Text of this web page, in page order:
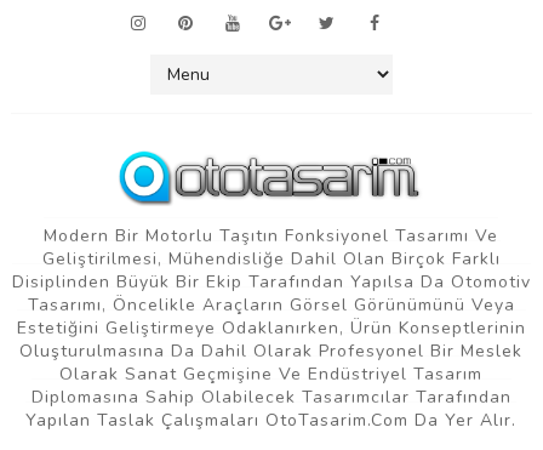
Modern Bir Motorlu Taşıtın Fonksiyonel Tasarımı Ve
Geliştirilmesi, Mühendisliğe Dahil Olan Birçok Farklı
Disiplinden Büyük Bir Ekip Tarafından Yapılsa Da Otomotiv
Tasarımı, Öncelikle Araçların Görsel Görünümünü Veya
Estetiğini Geliştirmeye Odaklanırken, Ürün Konseptlerinin
Oluşturulmasına Da Dahil Olarak Profesyonel Bir Meslek
Olarak Sanat Geçmişine Ve Endüstriyel Tasarım
Diplomasına Sahip Olabilecek Tasarımcılar Tarafından
Yapılan Taslak Çalışmaları OtoTasarim.com Da Yer Alır.